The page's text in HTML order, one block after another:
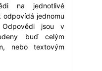
na jednotlivé
jednomu
jsou v
buď celým
nebo textovým